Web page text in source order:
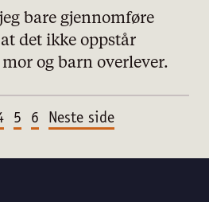
bare gjennomføre
det ikke oppstår
og barn overlever.
5 6 Neste side